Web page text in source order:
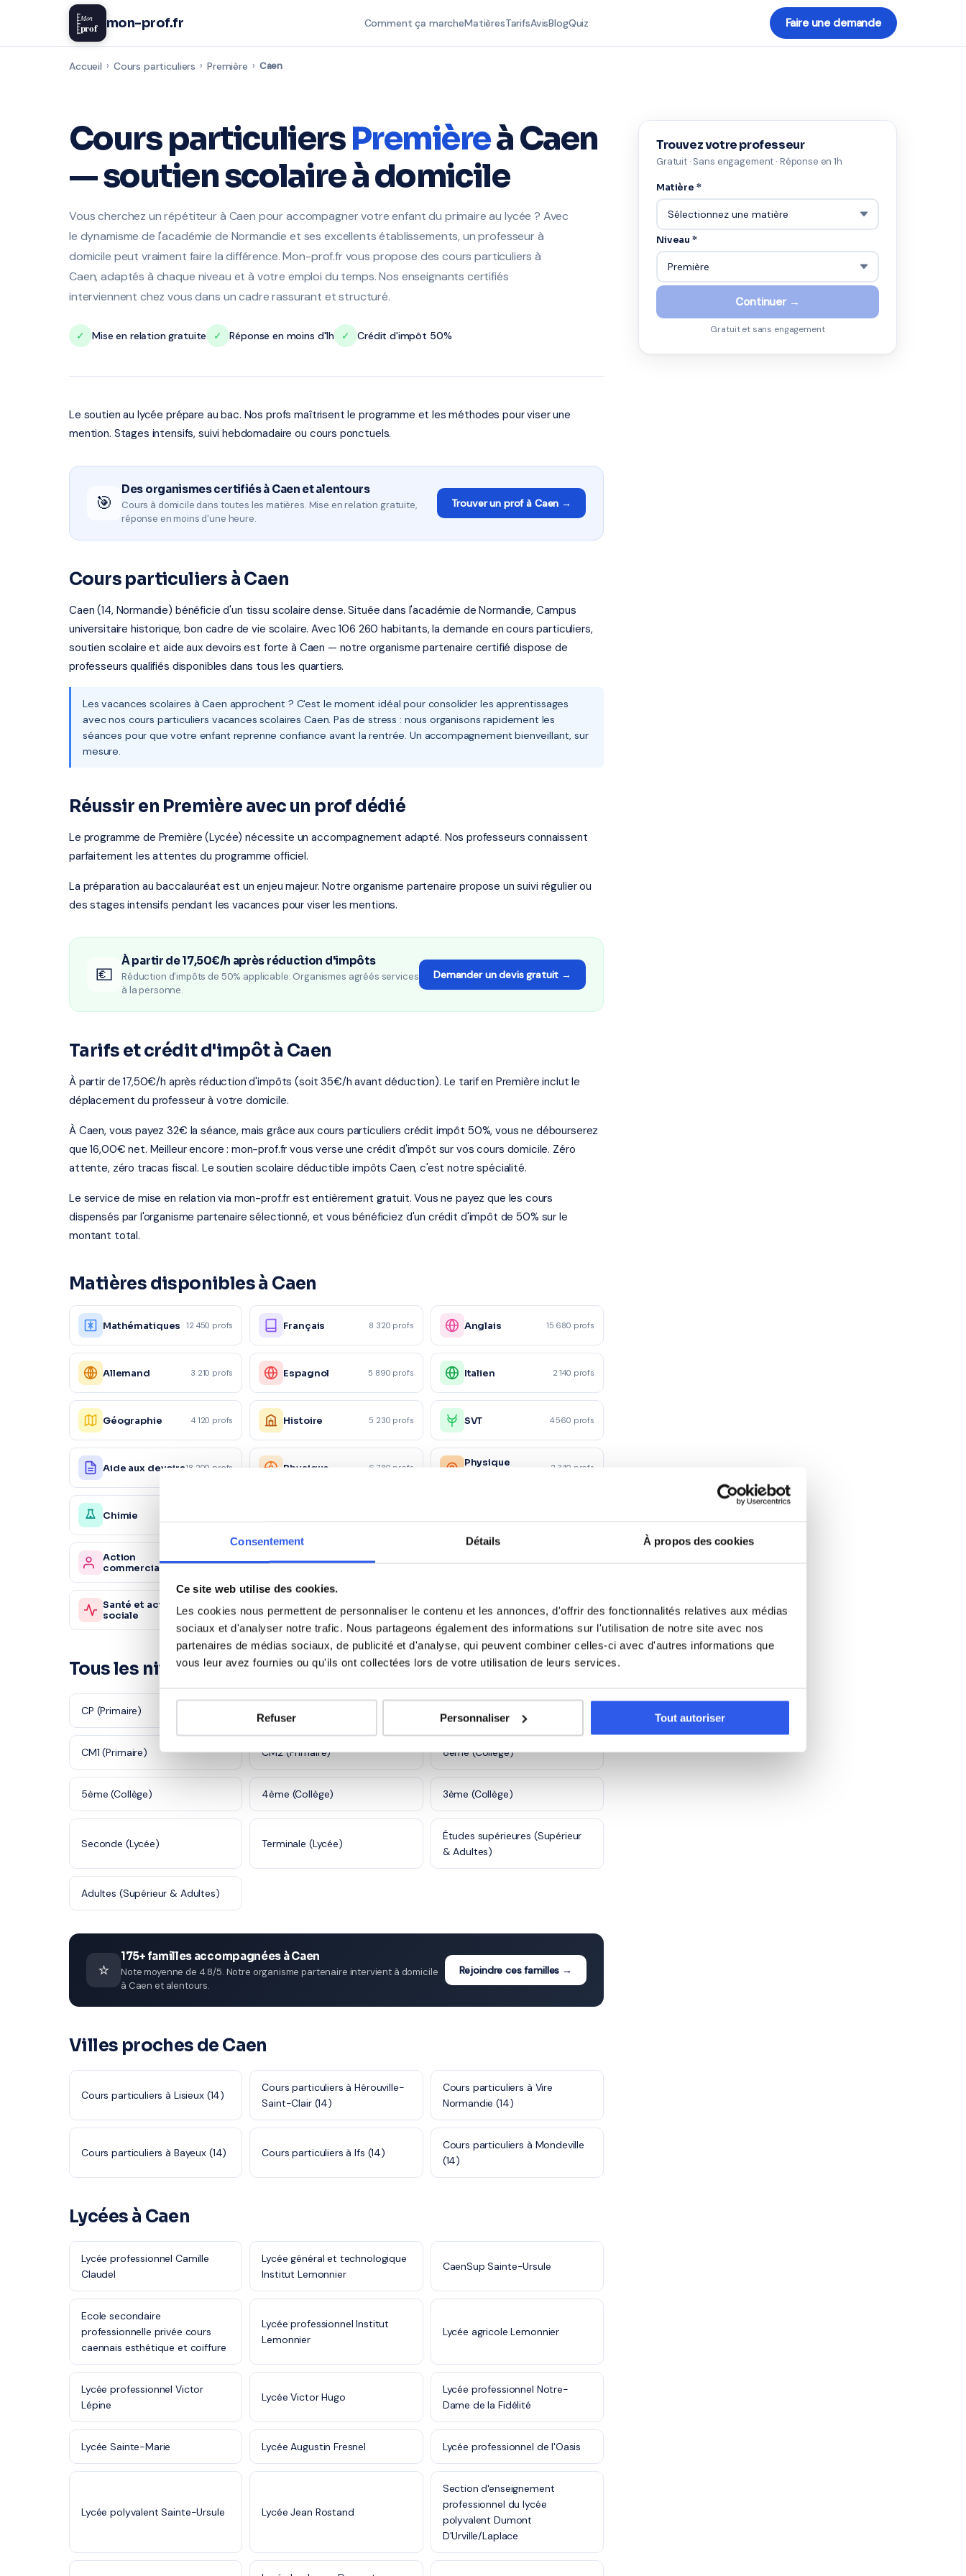
Consentement Détails À propos des cookies
Ce site web utilise des cookies.
Les cookies nous permettent de personnaliser le contenu et les annonces, d'offrir des fonctionnalités relatives aux médias
sociaux et d'analyser notre trafic. Nous partageons également des informations sur l'utilisation de notre site avec nos
partenaires de médias sociaux, de publicité et d'analyse, qui peuvent combiner celles-ci avec d'autres informations que
vous leur avez fournies ou qu'ils ont collectées lors de votre utilisation de leurs services.
Refuser Personnaliser Tout autoriser
Mon
prof mon-prof.fr Comment ça marcheMatièresTarifsAvisBlogQuiz Faire une demande
Accueil › Cours particuliers › Première › Caen
Cours particuliersPremièreà Caen
— soutien scolaire à domicile
Vous cherchez un répétiteur à Caen pour accompagner votre enfant du primaire au lycée ? Avec
le dynamisme de l'académie de Normandie et ses excellents établissements, un professeur à
domicile peut vraiment faire la différence. Mon-prof.fr vous propose des cours particuliers à
Caen, adaptés à chaque niveau et à votre emploi du temps. Nos enseignants certifiés
interviennent chez vous dans un cadre rassurant et structuré.
✓ Mise en relation gratuite ✓ Réponse en moins d'1h ✓ Crédit d'impôt 50%
Le soutien au lycée prépare au bac. Nos profs maîtrisent le programme et les méthodes pour viser une
mention. Stages intensifs, suivi hebdomadaire ou cours ponctuels.
🎯
Des organismes certifiés à Caen et alentours
Cours à domicile dans toutes les matières. Mise en relation gratuite,
réponse en moins d'une heure.
Trouver un prof à Caen →
Cours particuliers à Caen
Caen (14, Normandie) bénéficie d'un tissu scolaire dense. Située dans l'académie de Normandie, Campus
universitaire historique, bon cadre de vie scolaire. Avec 106 260 habitants, la demande en cours particuliers,
soutien scolaire et aide aux devoirs est forte à Caen — notre organisme partenaire certifié dispose de
professeurs qualifiés disponibles dans tous les quartiers.
Les vacances scolaires à Caen approchent ? C'est le moment idéal pour consolider les apprentissages
avec nos cours particuliers vacances scolaires Caen. Pas de stress : nous organisons rapidement les
séances pour que votre enfant reprenne confiance avant la rentrée. Un accompagnement bienveillant, sur
mesure.
Réussir en Première avec un prof dédié
Le programme de Première (Lycée) nécessite un accompagnement adapté. Nos professeurs connaissent
parfaitement les attentes du programme officiel.
La préparation au baccalauréat est un enjeu majeur. Notre organisme partenaire propose un suivi régulier ou
des stages intensifs pendant les vacances pour viser les mentions.
💶
À partir de 17,50€/h après réduction d'impôts
Réduction d'impôts de 50% applicable. Organismes agréés services
à la personne.
Demander un devis gratuit →
Tarifs et crédit d'impôt à Caen
À partir de 17,50€/h après réduction d'impôts (soit 35€/h avant déduction). Le tarif en Première inclut le
déplacement du professeur à votre domicile.
À Caen, vous payez 32€ la séance, mais grâce aux cours particuliers crédit impôt 50%, vous ne débourserez
que 16,00€ net. Meilleur encore : mon-prof.fr vous verse une crédit d'impôt sur vos cours domicile. Zéro
attente, zéro tracas fiscal. Le soutien scolaire déductible impôts Caen, c'est notre spécialité.
Le service de mise en relation via mon-prof.fr est entièrement gratuit. Vous ne payez que les cours
dispensés par l'organisme partenaire sélectionné, et vous bénéficiez d'un crédit d'impôt de 50% sur le
montant total.
Matières disponibles à Caen
Mathématiques 12 450 profs Français 8 320 profs Anglais 15 680 profs
Allemand 3 210 profs Espagnol 5 890 profs Italien 2 140 profs
Géographie 4 120 profs Histoire 5 230 profs SVT 4 560 profs
Aide aux devoirs18 200 profs Physique 6 780 profs
Physique
2 340 profs
Chimie
Action
commerciale
1 230 profs Marketing/Mercatique1 870 profs
Santé et action
sociale
980 profs
Sc. sanitaires et
sociales
870 profs Autre 5 600 profs
Tous les niveaux à Caen
CP (Primaire) CE1 (Primaire) CE2 (Primaire)
CM1 (Primaire) CM2 (Primaire) 6ème (Collège)
5ème (Collège) 4ème (Collège) 3ème (Collège)
Seconde (Lycée) Terminale (Lycée)
Études supérieures (Supérieur
& Adultes)
Adultes (Supérieur & Adultes)
⭐
175+ familles accompagnées à Caen
Note moyenne de 4.8/5. Notre organisme partenaire intervient à domicile
à Caen et alentours.
Rejoindre ces familles →
Villes proches de Caen
Cours particuliers à Lisieux (14)
Cours particuliers à Hérouville-
Saint-Clair (14)
Cours particuliers à Vire
Normandie (14)
Cours particuliers à Bayeux (14) Cours particuliers à Ifs (14)
Cours particuliers à Mondeville
(14)
Lycées à Caen
Lycée professionnel Camille
Claudel
Lycée général et technologique
Institut Lemonnier
CaenSup Sainte-Ursule
Ecole secondaire
professionnelle privée cours
caennais esthétique et coiffure
Lycée professionnel Institut
Lemonnier
Lycée agricole Lemonnier
Lycée professionnel Victor
Lépine
Lycée Victor Hugo
Lycée professionnel Notre-
Dame de la Fidélité
Lycée Sainte-Marie Lycée Augustin Fresnel Lycée professionnel de l'Oasis
Lycée polyvalent Sainte-Ursule Lycée Jean Rostand
Section d'enseignement
professionnel du lycée
polyvalent Dumont
D'Urville/Laplace
Trouvez votre professeur
Gratuit · Sans engagement · Réponse en 1h
Matière *
Niveau *
Continuer →
Gratuit et sans engagement